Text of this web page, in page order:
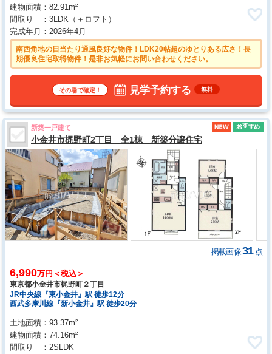
建物面積
82.91m²
間取り
3LDK （＋ロフト）
完成年月
2026年4月
南西角地の日当たり通風良好な物件！LDK20帖超のゆとりある広さ！長
期優良住宅取得物件！是非お気軽にお問い合わせください。
その場で確定！ 見学予約する 無料
新築一戸建て
小金井市梶野町2丁目 全1棟 新築分譲住宅
掲載画像31 点
6,990万円＜税込＞
東京都小金井市梶野町２丁目
JR中央線『東小金井』駅 徒歩12分
西武多摩川線『新小金井』駅 徒歩20分
土地面積
93.37m²
建物面積
74.16m²
間取り
2SLDK